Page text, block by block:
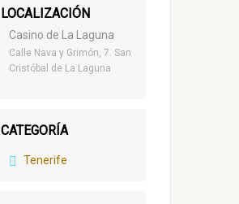
LOCALIZACIÓN
Casino de La Laguna
Calle Nava y Grimón, 7. San
Cristóbal de La Laguna
CATEGORÍA
Tenerife